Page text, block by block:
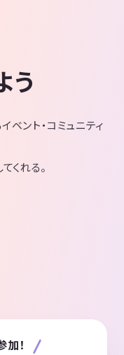
う
ント・コミュニティ
くれる。
！